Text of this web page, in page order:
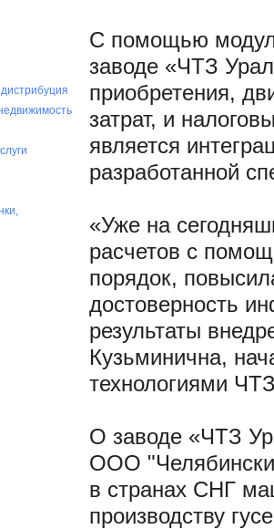
С помощью
заводе «ЧТЗ
приобретения,
затрат, и
является
разработанной
«Уже на
расчетов с
порядок,
достоверность
результаты
Кузьминична,
технологиями
О заводе «ЧТЗ
ООО
в странах СНГ
производству